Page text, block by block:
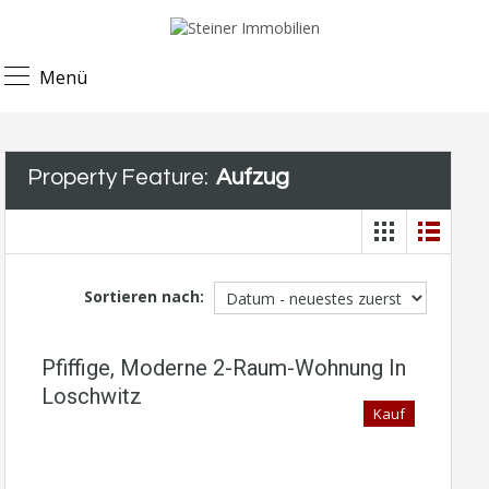
Menü
Property Feature: Aufzug
Sortieren nach:
Pfiffige, Moderne 2-Raum-Wohnung In
Loschwitz
Kauf